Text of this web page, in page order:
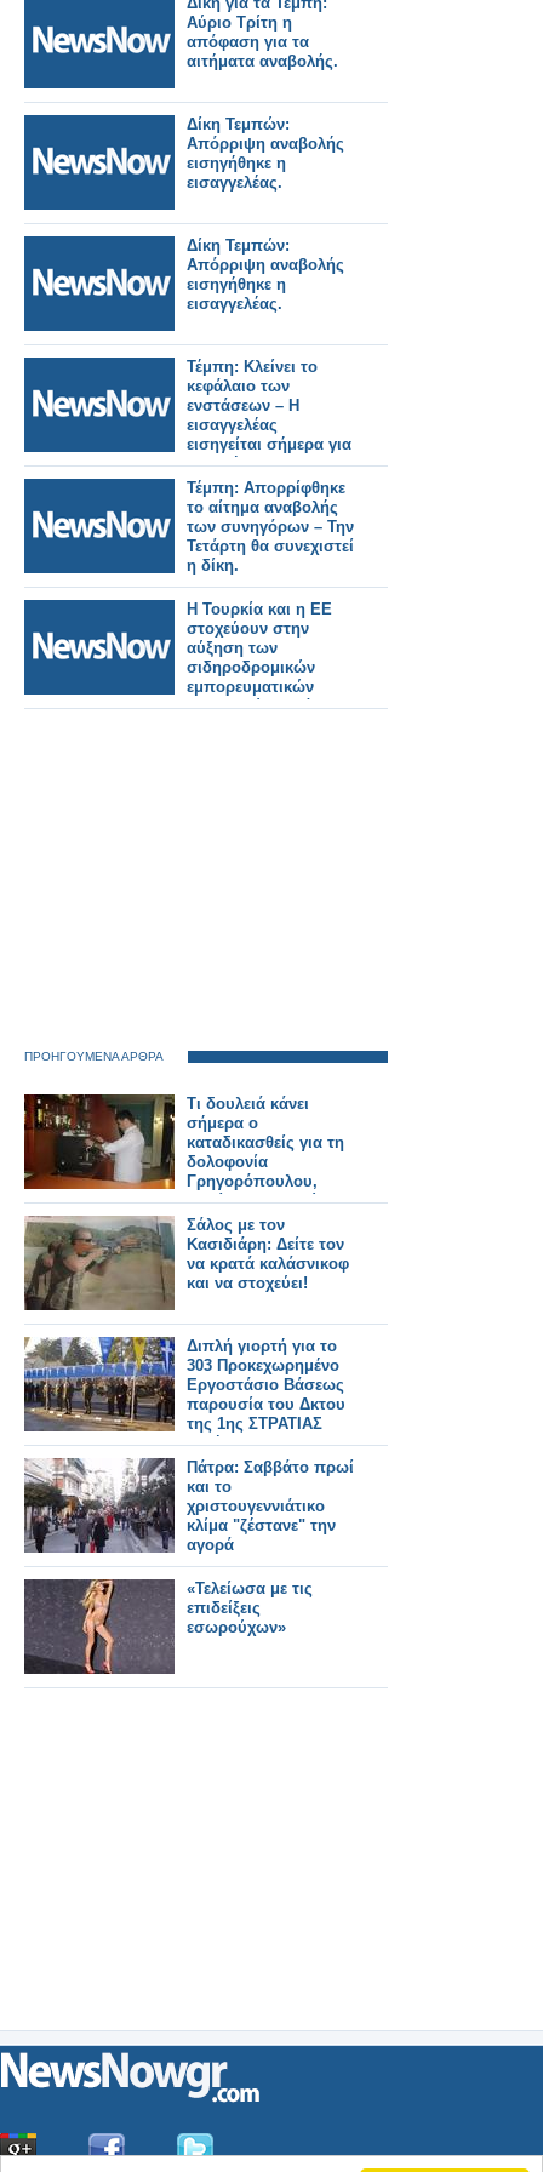
Αύριο Τρίτη η
απόφαση για τα
αιτήματα αναβολής.
Δίκη Τεμπών:
Απόρριψη αναβολής
εισηγήθηκε η
εισαγγελέας.
Δίκη Τεμπών:
Απόρριψη αναβολής
εισηγήθηκε η
εισαγγελέας.
Τέμπη: Κλείνει το
κεφάλαιο των
ενστάσεων – Η
εισαγγελέας
εισηγείται σήμερα για
τα αιτήματα
αναβολής.
Τέμπη: Απορρίφθηκε
το αίτημα αναβολής
των συνηγόρων – Την
Τετάρτη θα συνεχιστεί
η δίκη.
Η Τουρκία και η ΕΕ
στοχεύουν στην
αύξηση των
σιδηροδρομικών
εμπορευματικών
μεταφορών κατά
ΠΡΟΗΓΟΥΜΕΝΑ ΑΡΘΡΑ
Τι δουλειά κάνει
σήμερα ο
καταδικασθείς για τη
δολοφονία
Γρηγορόπουλου,
Βασίλης Σαραλιώτης
Σάλος με τον
Κασιδιάρη: Δείτε τον
να κρατά καλάσνικοφ
και να στοχεύει!
Διπλή γιορτή για το
303 Προκεχωρημένο
Εργοστάσιο Βάσεως
παρουσία του Δκτου
της 1ης ΣΤΡΑΤΙΑΣ
(πλήρες
φωτορεπορτάζ)
Πάτρα: Σαββάτο πρωί
και το
χριστουγεννιάτικο
κλίμα "ζέστανε" την
αγορά
«Τελείωσα με τις
επιδείξεις
εσωρούχων»